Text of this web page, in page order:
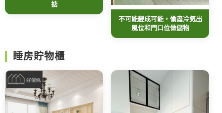
掂
不可能變成可能，偷盡冷氣出
風位和門口位做儲物
睡房貯物櫃